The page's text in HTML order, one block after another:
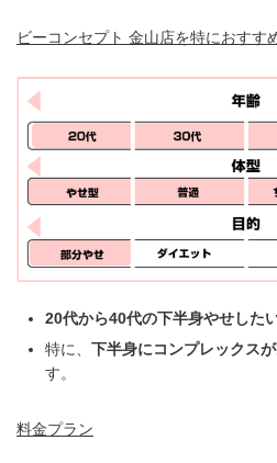
ビーコンセプト 金山店を特におすす
20代から40代の下半身やせした
特に、 下半身にコンプレックス
す。
料金プラン